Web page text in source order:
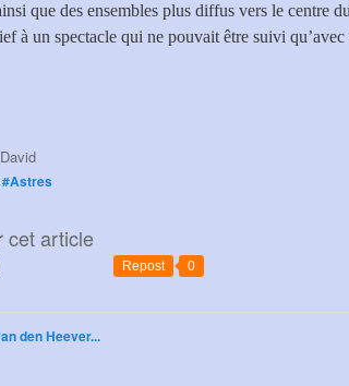
que des ensembles plus diffus vers le centre
à un spectacle qui ne pouvait être suivi
David
#Astres
cet article
Repost 0
den Heever...